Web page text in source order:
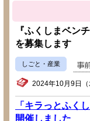
『ふくしまベン
を募集します
しごと・産業
2024年10月9日（
「キラっとふく
開催しました